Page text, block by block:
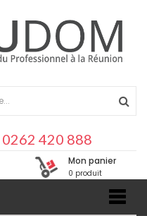
0262 420 888
Mon panier
0 produit